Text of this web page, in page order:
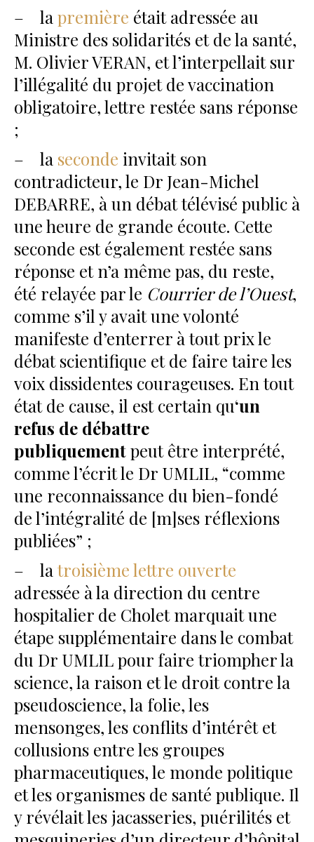
– lapremière était adressée au
Ministre des solidarités et de la santé,
M. Olivier VERAN, et l’interpellait sur
l’illégalité du projet de vaccination
obligatoire, lettre restée sans réponse
;
– la seconde invitait son
contradicteur, le Dr Jean-Michel
DEBARRE, à un débat télévisé public à
une heure de grande écoute. Cette
seconde est également restée sans
réponse et n’a même pas, du reste,
été relayée par le Courrier de l’Ouest,
comme s’il y avait une volonté
manifeste d’enterrer à tout prix le
débat scientifique et de faire taire les
voix dissidentes courageuses. En tout
état de cause, il est certain qu‘un
refus de débattre
publiquementpeut être interprété,
comme l’écrit le Dr UMLIL, “comme
une reconnaissance du bien-fondé
de l’intégralité de [m]ses réflexions
publiées” ;
– latroisième lettre ouverte
adressée à la direction du centre
hospitalier de Cholet marquait une
étape supplémentaire dans le combat
du Dr UMLIL pour faire triompher la
science, la raison et le droit contre la
pseudoscience, la folie, les
mensonges, les conflits d’intérêt et
collusions entre les groupes
pharmaceutiques, le monde politique
et les organismes de santé publique. Il
y révélait les jacasseries, puérilités et